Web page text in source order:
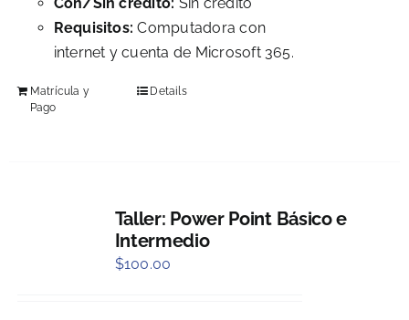
Requisitos: Computadora con
internet y cuenta de Microsoft 365.
Matrícula y
Pago
Details
Taller: Power Point Básico e
Intermedio
$100.00